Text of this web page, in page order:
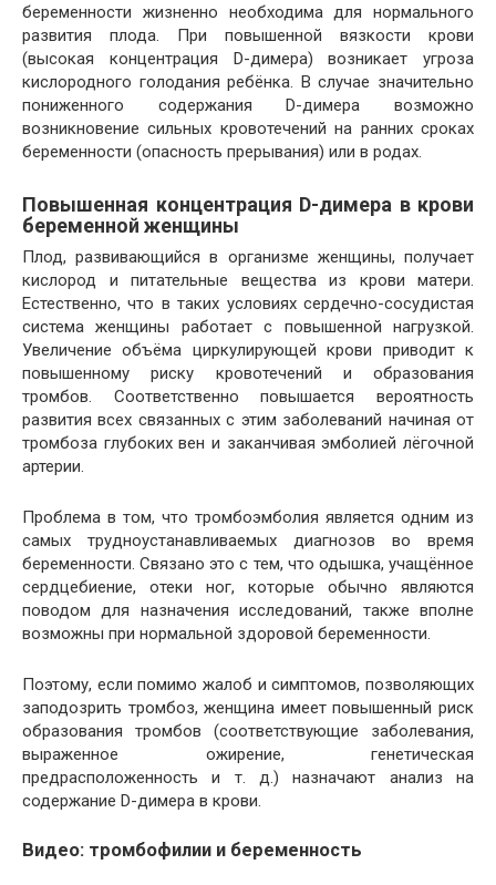
беременности жизненно необходима для нормального
развития плода. При повышенной вязкости крови
(высокая концентрация D-димера) возникает угроза
кислородного голодания ребёнка. В случае значительно
пониженного содержания D-димера возможно
возникновение сильных кровотечений на ранних сроках
беременности (опасность прерывания) или в родах.
Повышенная концентрация D-димера в крови
беременной женщины
Плод, развивающийся в организме женщины, получает
кислород и питательные вещества из крови матери.
Естественно, что в таких условиях сердечно-сосудистая
система женщины работает с повышенной нагрузкой.
Увеличение объёма циркулирующей крови приводит к
повышенному риску кровотечений и образования
тромбов. Соответственно повышается вероятность
развития всех связанных с этим заболеваний начиная от
тромбоза глубоких вен и заканчивая эмболией лёгочной
артерии.
Проблема в том, что тромбоэмболия является одним из
самых трудноустанавливаемых диагнозов во время
беременности. Связано это с тем, что одышка, учащённое
сердцебиение, отеки ног, которые обычно являются
поводом для назначения исследований, также вполне
возможны при нормальной здоровой беременности.
Поэтому, если помимо жалоб и симптомов, позволяющих
заподозрить тромбоз, женщина имеет повышенный риск
образования тромбов (соответствующие заболевания,
выраженное ожирение, генетическая
предрасположенность и т. д.) назначают анализ на
содержание D-димера в крови.
Видео: тромбофилии и беременность